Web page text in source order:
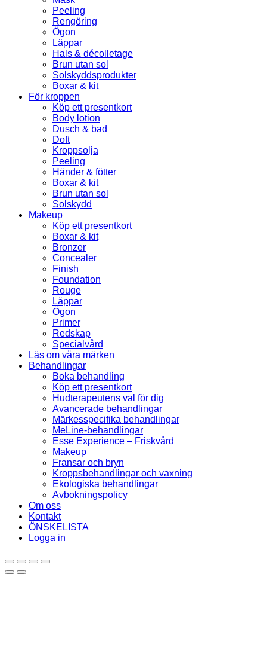
Peeling
Rengöring
Ögon
Läppar
Hals & décolletage
Brun utan sol
Solskyddsprodukter
Boxar & kit
För kroppen
Köp ett presentkort
Body lotion
Dusch & bad
Doft
Kroppsolja
Peeling
Händer & fötter
Boxar & kit
Brun utan sol
Solskydd
Makeup
Köp ett presentkort
Boxar & kit
Bronzer
Concealer
Finish
Foundation
Rouge
Läppar
Ögon
Primer
Redskap
Specialvård
Läs om våra märken
Behandlingar
Boka behandling
Köp ett presentkort
Hudterapeutens val för dig
Avancerade behandlingar
Märkesspecifika behandlingar
MeLine-behandlingar
Esse Experience – Friskvård
Makeup
Fransar och bryn
Kroppsbehandlingar och vaxning
Ekologiska behandlingar
Avbokningspolicy
Om oss
Kontakt
ÖNSKELISTA
Logga in